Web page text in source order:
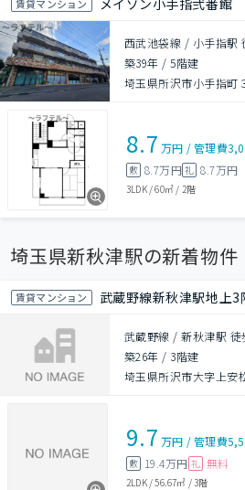
賃貸マンション メイゾン小手指弐番館
西武池袋線 / 小手指駅
築39年 /5階建
埼玉県所沢市小手指町
8.7 万円 /管理費
敷 8.7万円礼 8.7万円
3LDK/60㎡ / 2階
埼玉県新秋津駅の新着物件
賃貸マンション 武蔵野線新秋津駅地上
武蔵野線 / 新秋津駅 徒
築26年 / 3階建
埼玉県所沢市大字上安
9.7 万円 /管理費
敷 19.4万円 礼 無料
2LDK/56.67㎡ /3階